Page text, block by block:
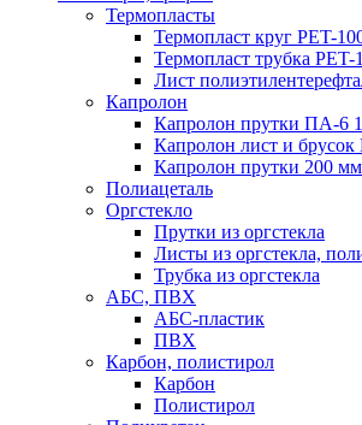
Термопласты
Термопласт круг PET-
Термопласт трубка PET-
Лист
Капролон
Капролон прутки ПА-6
Капролон лист и
Капролон прутки 200
Полиацеталь
Оргстекло
Прутки из оргстекла
Листы из оргстекла,
Трубка из оргстекла
АБС, ПВХ
АБС-пластик
ПВХ
Карбон, полистирол
Карбон
Полистирол